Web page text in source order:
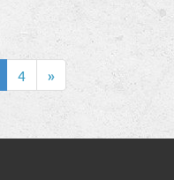
4 »